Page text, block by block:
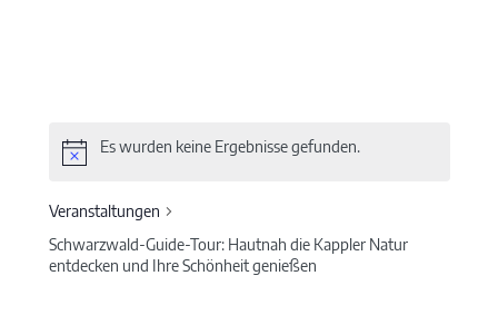
Es wurden keine Ergebnisse gefunden.
Veranstaltungen
Schwarzwald-Guide-Tour: Hautnah die Kappler Natur
entdecken und Ihre Schönheit genießen